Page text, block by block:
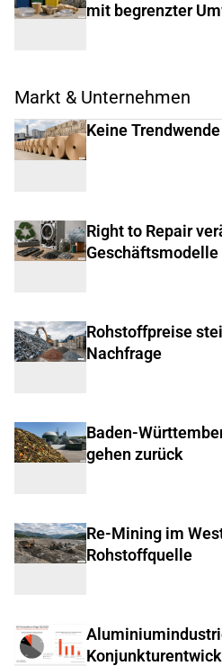
mit begrenzter
Markt & Unternehmen
Keine
Right to Repair
Geschäftsmodelle
Rohstoffpreise
Nachfrage
Baden-
gehen zurück
Re-Mining im
Rohstoffquelle